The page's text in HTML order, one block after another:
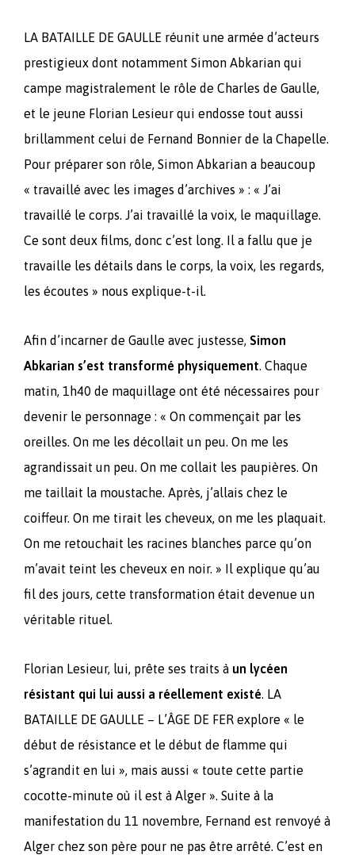
LA BATAILLE DE GAULLE réunit une armée d’acteurs
prestigieux dont notamment Simon Abkarian qui
campe magistralement le rôle de Charles de Gaulle,
et le jeune Florian Lesieur qui endosse tout aussi
brillamment celui de Fernand Bonnier de la Chapelle.
Pour préparer son rôle, Simon Abkarian a beaucoup
« travaillé avec les images d’archives » : « J’ai
travaillé le corps. J’ai travaillé la voix, le maquillage.
Ce sont deux films, donc c’est long. Il a fallu que je
travaille les détails dans le corps, la voix, les regards,
les écoutes » nous explique-t-il.
Afin d’incarner de Gaulle avec justesse, Simon
Abkarian s’est transformé physiquement. Chaque
matin, 1h40 de maquillage ont été nécessaires pour
devenir le personnage : « On commençait par les
oreilles. On me les décollait un peu. On me les
agrandissait un peu. On me collait les paupières. On
me taillait la moustache. Après, j’allais chez le
coiffeur. On me tirait les cheveux, on me les plaquait.
On me retouchait les racines blanches parce qu’on
m’avait teint les cheveux en noir. » Il explique qu’au
fil des jours, cette transformation était devenue un
véritable rituel.
Florian Lesieur, lui, prête ses traits à un lycéen
résistant qui lui aussi a réellement existé. LA
BATAILLE DE GAULLE – L’ÂGE DE FER explore « le
début de résistance et le début de flamme qui
s’agrandit en lui », mais aussi « toute cette partie
cocotte-minute où il est à Alger ». Suite à la
manifestation du 11 novembre, Fernand est renvoyé à
Alger chez son père pour ne pas être arrêté. C’est en